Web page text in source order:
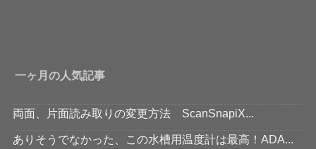
一ヶ月の人気記事
両面、片面読み取りの変更方法 ScanSnapiX...
ありそうでなかった、この水槽用温度計は最高！ADA...